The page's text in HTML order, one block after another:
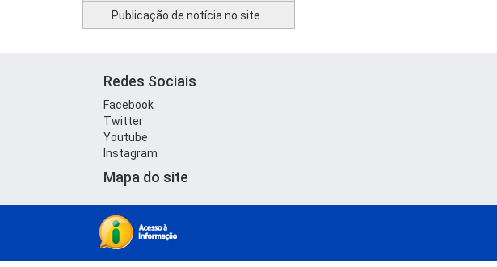
Publicação de notícia no site
Redes Sociais
Facebook
Twitter
Youtube
Instagram
Mapa do site